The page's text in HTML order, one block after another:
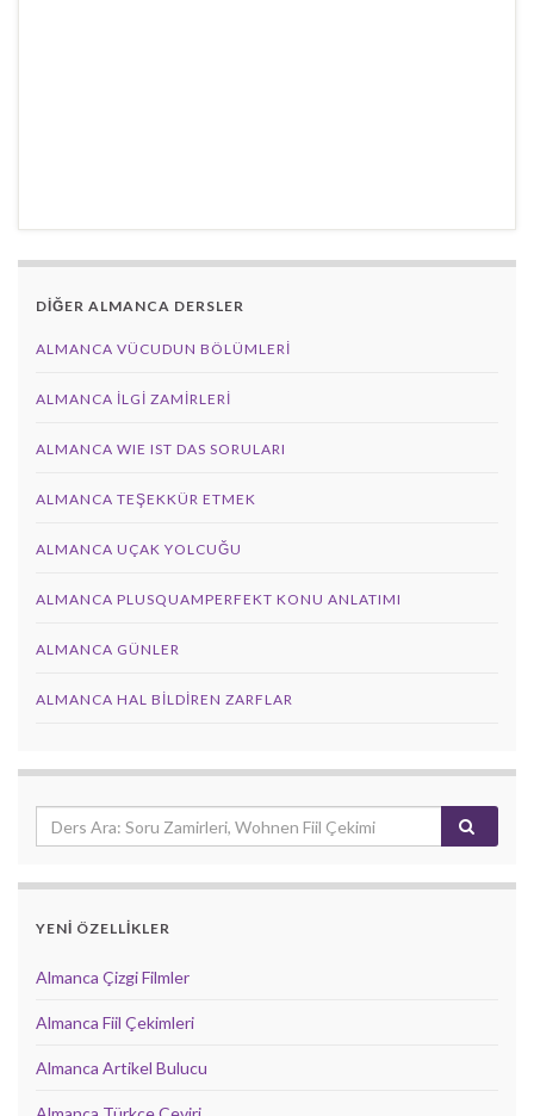
DİĞER ALMANCA DERSLER
ALMANCA VÜCUDUN BÖLÜMLERI
ALMANCA İLGI ZAMIRLERI
ALMANCA WIE IST DAS SORULARI
ALMANCA TEŞEKKÜR ETMEK
ALMANCA UÇAK YOLCUĞU
ALMANCA PLUSQUAMPERFEKT KONU ANLATIMI
ALMANCA GÜNLER
ALMANCA HAL BILDIREN ZARFLAR
YENİ ÖZELLİKLER
Almanca Çizgi Filmler
Almanca Fiil Çekimleri
Almanca Artikel Bulucu